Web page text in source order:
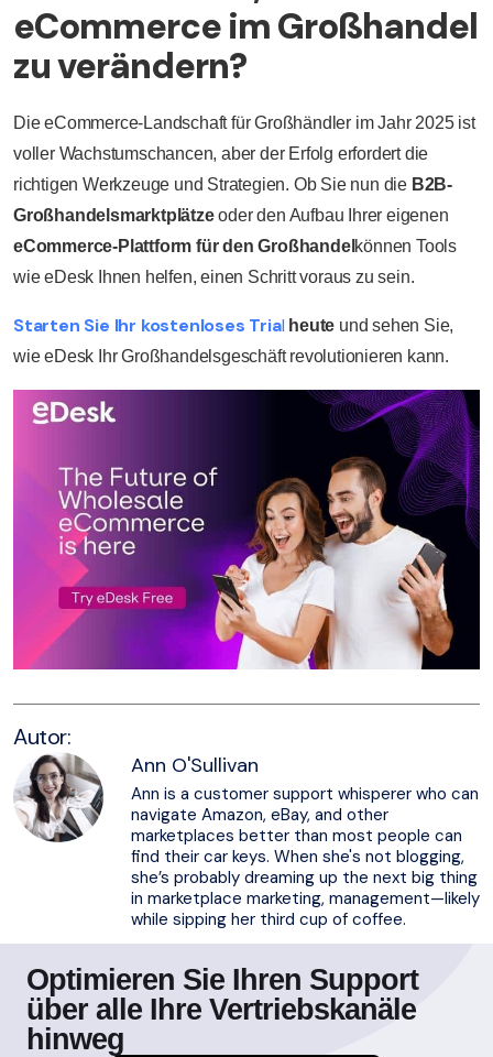
eCommerce im Großhandel
zu verändern?
Die eCommerce-Landschaft für Großhändler im Jahr 2025 ist
voller Wachstumschancen, aber der Erfolg erfordert die
richtigen Werkzeuge und Strategien. Ob Sie nun die B2B-
Großhandelsmarktplätzeoder den Aufbau Ihrer eigenen
eCommerce-Plattform für den Großhandel können Tools
wie eDesk Ihnen helfen, einen Schritt voraus zu sein.
Starten Sie Ihr kostenloses Trial heute und sehen Sie,
wie eDesk Ihr Großhandelsgeschäft revolutionieren kann.
Autor:
Ann O'Sullivan
Ann is a customer support whisperer who can
navigate Amazon, eBay, and other
marketplaces better than most people can
find their car keys. When she's not blogging,
she’s probably dreaming up the next big thing
in marketplace marketing, management—likely
while sipping her third cup of coffee.
Optimieren Sie Ihren Support
über alle Ihre Vertriebskanäle
hinweg